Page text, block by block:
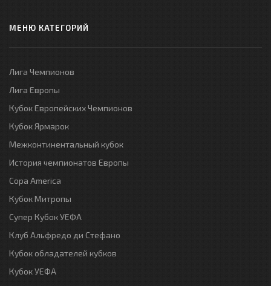
МЕНЮ КАТЕГОРИЙ
Лига Чемпионов
Лига Европы
Кубок Европейских Чемпионов
Кубок Ярмарок
Межконтинентальный кубок
История чемпионатов Европы
Copa America
Кубок Митропы
Супер Кубок УЕФА
Клуб Альфредо ди Стефано
Кубок обладателей кубков
Кубок УЕФА